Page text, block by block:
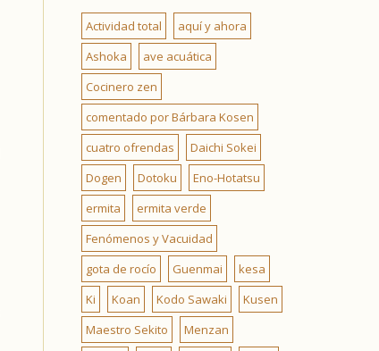
Actividad total
aquí y ahora
Ashoka
ave acuática
Cocinero zen
comentado por Bárbara Kosen
cuatro ofrendas
Daichi Sokei
Dogen
Dotoku
Eno-Hotatsu
ermita
ermita verde
Fenómenos y Vacuidad
gota de rocío
Guenmai
kesa
Ki
Koan Kodo Sawaki
Kusen
Maestro Sekito
Menzan